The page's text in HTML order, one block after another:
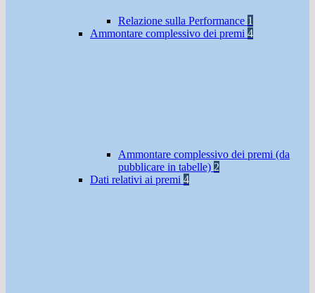
Relazione sulla Performance 1
Ammontare complessivo dei premi 4
Ammontare complessivo dei premi (da
pubblicare in tabelle) 2
Dati relativi ai premi 4